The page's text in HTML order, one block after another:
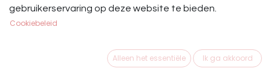
Zadeldekjes Beschermers
gebruikerservaring op deze website te bieden.
Cookiebeleid
Alleen het essentiële Ik ga akkoord